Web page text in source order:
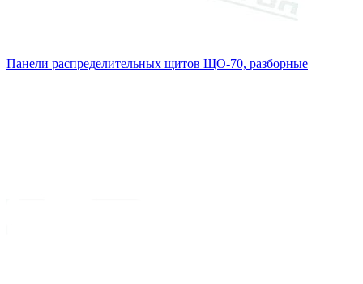
Панели распределительных щитов ЩО-70, разборные